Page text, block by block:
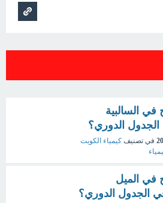
في السالبية
الجدول الدوري؟
في تصنيف كيمياء الكويت
في الميل
في الجدول الدوري؟